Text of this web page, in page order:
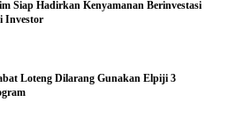
Siap Hadirkan Kenyamanan Berinvestasi
Investor
Loteng Dilarang Gunakan Elpiji 3